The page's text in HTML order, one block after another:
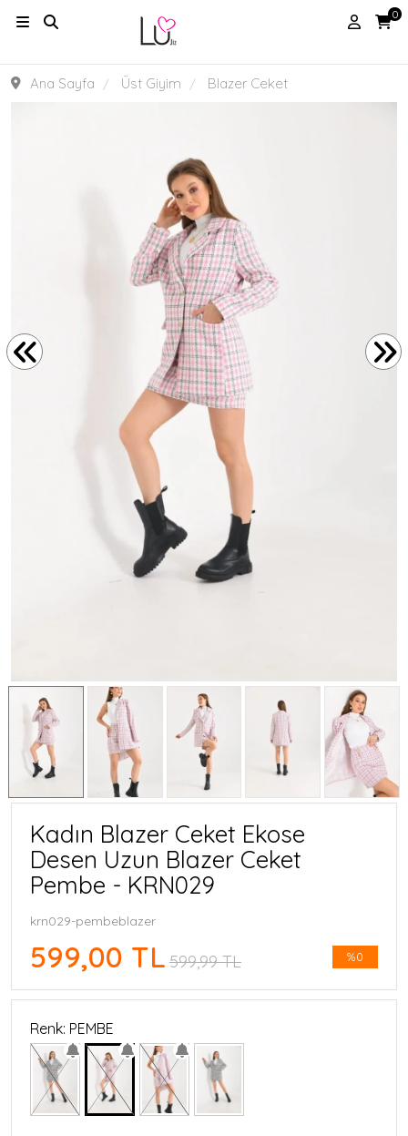
0
Ana Sayfa Üst Giyim Blazer Ceket
Kadın Blazer Ceket Ekose
Desen Uzun Blazer Ceket
Pembe - KRN029
krn029-pembeblazer
%0
599,00 TL 599,99 TL
Renk: PEMBE